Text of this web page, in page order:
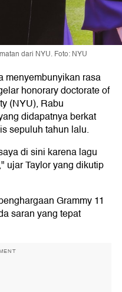
dari NYU. Foto: NYU
menyembunyikan rasa
honorary doctorate of
(NYU), Rabu
didapatnya berkat
sepuluh tahun lalu.
di sini karena lagu
ujar Taylor yang dikutip
Grammy 11
saran yang tepat